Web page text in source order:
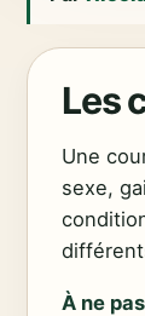
Les
Une
sexe,
À ne